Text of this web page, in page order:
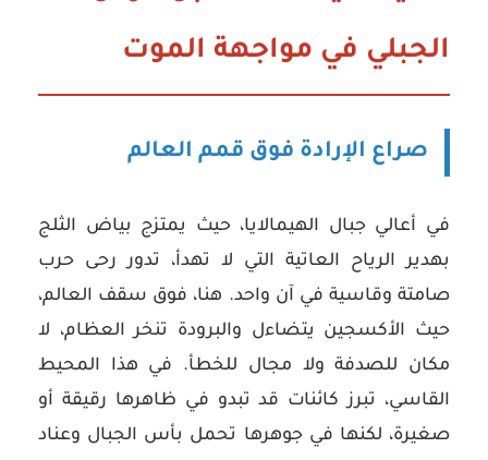
الجبلي في مواجهة الموت
صراع الإرادة فوق قمم العالم
في أعالي جبال الهيمالايا، حيث يمتزج بياض الثلج
بهدير الرياح العاتية التي لا تهدأ، تدور رحى حرب
صامتة وقاسية في آن واحد. هنا، فوق سقف العالم،
حيث الأكسجين يتضاءل والبرودة تنخر العظام، لا
مكان للصدفة ولا مجال للخطأ. في هذا المحيط
القاسي، تبرز كائنات قد تبدو في ظاهرها رقيقة أو
صغيرة، لكنها في جوهرها تحمل بأس الجبال وعناد